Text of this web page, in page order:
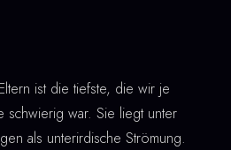
ist die tiefste, die wir je
war. Sie liegt unter
als unterirdische Strömung.